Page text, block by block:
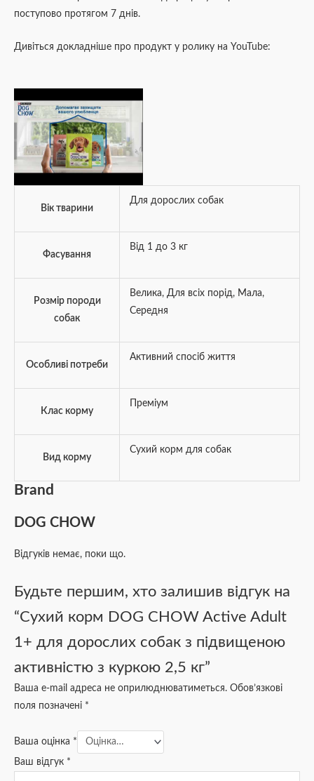
поступово протягом 7 днів.
Дивіться докладніше про продукт у ролику на YouTube:
Вік тварини
Для дорослих собак
Фасування
Від 1 до 3 кг
Розмір породи
собак
Велика, Для всіх порід, Мала,
Середня
Особливі потреби
Активний спосіб життя
Клас корму
Преміум
Вид корму
Сухий корм для собак
Brand
DOG CHOW
Відгуків немає, поки що.
Будьте першим, хто залишив відгук на
“Сухий корм DOG CHOW Active Adult
1+ для дорослих собак з підвищеною
активністю з куркою 2,5 кг”
Ваша e-mail адреса не оприлюднюватиметься. Обов’язкові
поля позначені *
Ваша оцінка *
Ваш відгук *